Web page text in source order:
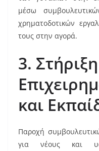
μέσω
χρηματοδοτικών
τους στην αγορά.
3. Στήριξη
και
Παροχή
για νέους και